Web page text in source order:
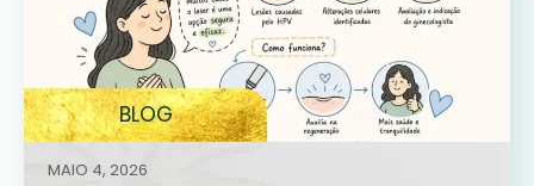
BLOG
MAIO 4, 2026